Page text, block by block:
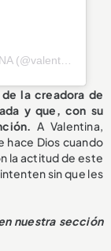
Una publicación compartida de VALENTINA (@valentinaferrer)
la creadora de
y que, con su
A Valentina,
hace Dios cuando
la actitud de este
sin que les
nuestra sección